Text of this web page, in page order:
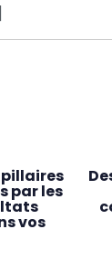
par les
vos